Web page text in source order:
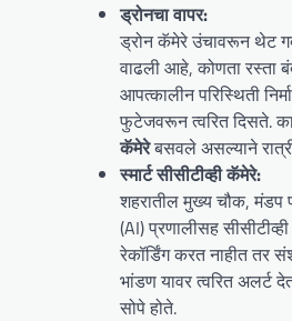
ड्रोनचा वापर:
ड्रोन कॅमेरे उंचावरून थेट
वाढली आहे, कोणता रस्ता
आपत्कालीन परिस्थिती
फुटेजवरून त्वरित दिसते.
कॅमेरेबसवले असल्याने
स्मार्ट सीसीटीव्ही कॅमेरे:
शहरातील मुख्य चौक, मंडप
(AI) प्रणालीसह
रेकॉर्डिंग करत नाहीत तर
भांडण यावर त्वरित अलर्ट
सोपे होते.